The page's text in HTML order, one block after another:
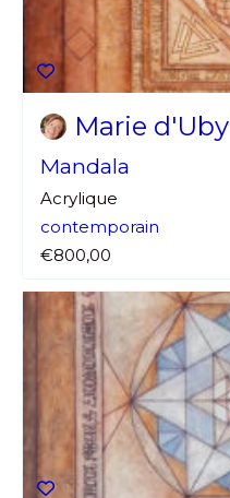
Marie d'Uby
Mandala
Acrylique
contemporain
€800,00